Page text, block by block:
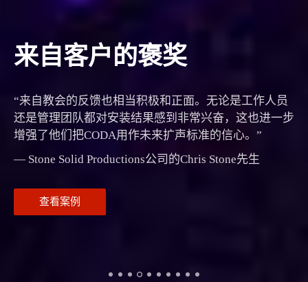
来自客户的褒奖
“来自教会的反馈也相当积极和正面。无论是工作人员
还是管理团队都对安装结果感到非常兴奋，这也进一步
增强了他们把CODA用作未来扩声标准的信心。”
— Stone Solid Productions公司的Chris Stone先生
查看案例